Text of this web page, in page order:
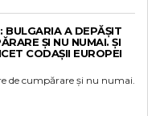
BULGARIA A DEPĂȘIT
ȘI NU NUMAI. ȘI
CODAȘII EUROPEI
de cumpărare și nu numai.